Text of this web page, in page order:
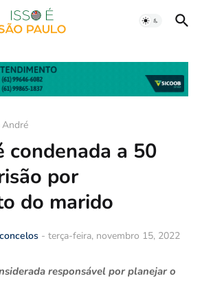
condenada a 50
por
do marido
- terça-feira, novembro 15, 2022
responsável por planejar o